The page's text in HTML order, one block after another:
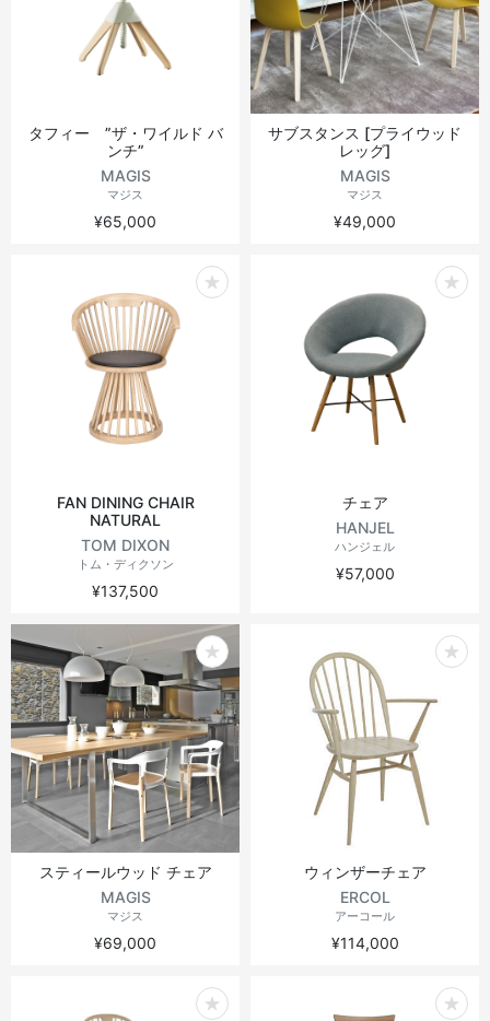
タフィー ”ザ・ワイルド バ
ンチ”
MAGIS
マジス
¥65,000
サブスタンス [プライウッド
レッグ]
MAGIS
マジス
¥49,000
FAN DINING CHAIR
NATURAL
TOM DIXON
トム・ディクソン
¥137,500
チェア
HANJEL
ハンジェル
¥57,000
スティールウッド チェア
MAGIS
マジス
¥69,000
ウィンザーチェア
ERCOL
アーコール
¥114,000